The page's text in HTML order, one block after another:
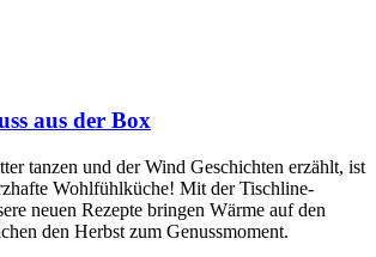
aus der Box
tanzen und der Wind Geschichten erzählt, ist
Wohlfühlküche! Mit der Tischline-
neuen Rezepte bringen Wärme auf den
den Herbst zum Genussmoment.